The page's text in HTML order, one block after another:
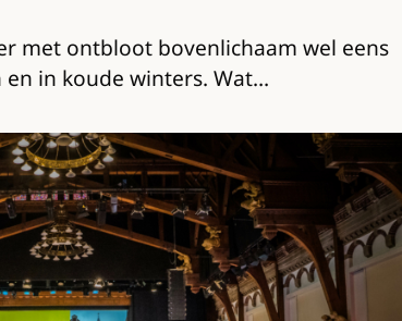
met ontbloot bovenlichaam wel eens
in koude winters. Wat…